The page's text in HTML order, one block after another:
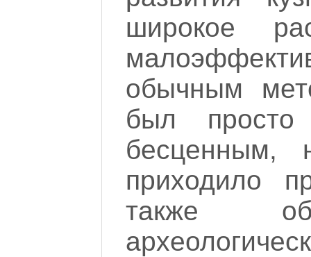
широкое
обычным
был просто
бесценным,
приходило
также